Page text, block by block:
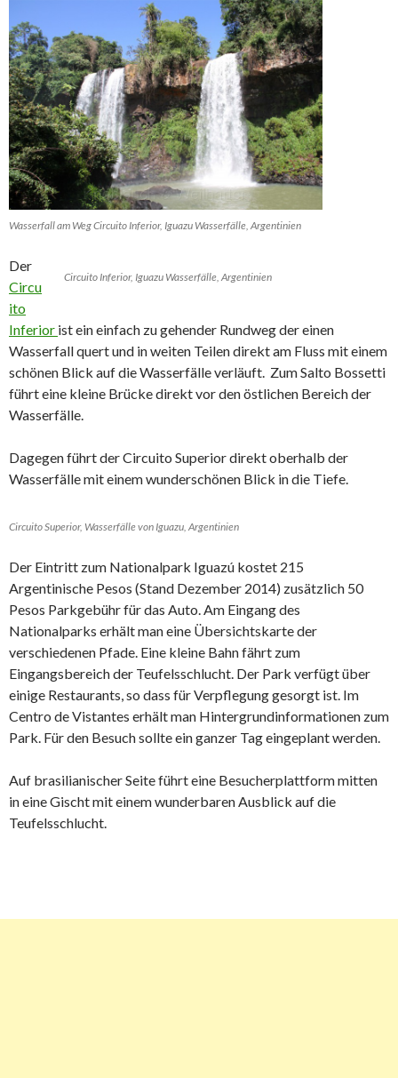
Wasserfall am Weg Circuito Inferior, Iguazu Wasserfälle, Argentinien
Circuito Inferior, Iguazu Wasserfälle, Argentinien
Der
Circu
ito
Inferior ist ein einfach zu gehender Rundweg der einen
Wasserfall quert und in weiten Teilen direkt am Fluss mit einem
schönen Blick auf die Wasserfälle verläuft. Zum Salto Bossetti
führt eine kleine Brücke direkt vor den östlichen Bereich der
Wasserfälle.
Dagegen führt der Circuito Superior direkt oberhalb der
Wasserfälle mit einem wunderschönen Blick in die Tiefe.
Circuito Superior, Wasserfälle von Iguazu, Argentinien
Der Eintritt zum Nationalpark Iguazú kostet 215
Argentinische Pesos (Stand Dezember 2014) zusätzlich 50
Pesos Parkgebühr für das Auto. Am Eingang des
Nationalparks erhält man eine Übersichtskarte der
verschiedenen Pfade. Eine kleine Bahn fährt zum
Eingangsbereich der Teufelsschlucht. Der Park verfügt über
einige Restaurants, so dass für Verpflegung gesorgt ist. Im
Centro de Vistantes erhält man Hintergrundinformationen zum
Park. Für den Besuch sollte ein ganzer Tag eingeplant werden.
Auf brasilianischer Seite führt eine Besucherplattform mitten
in eine Gischt mit einem wunderbaren Ausblick auf die
Teufelsschlucht.